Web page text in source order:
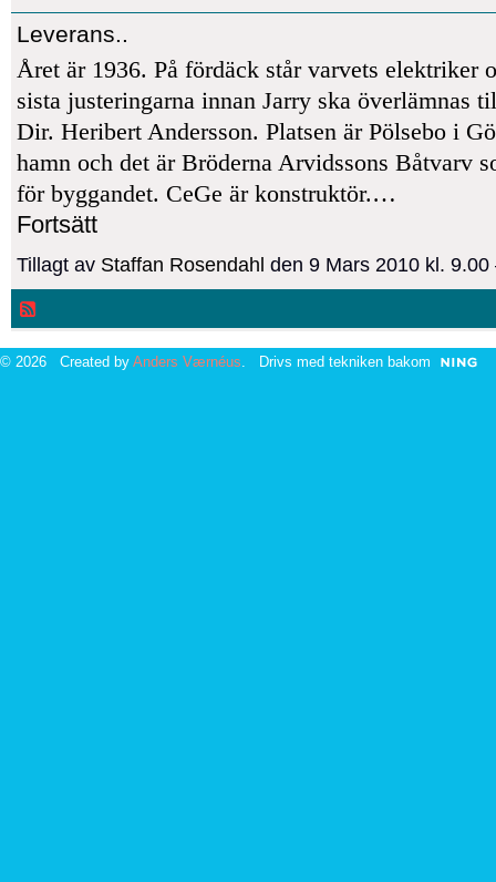
Leverans..
Året är 1936. På fördäck står varvets elektriker
sista justeringarna innan Jarry ska överlämnas
Dir. Heribert Andersson. Platsen är Pölsebo i
hamn och det är Bröderna Arvidssons Båtvarv
för byggandet. CeGe är konstruktör.…
Fortsätt
Tillagt av Staffan Rosendahl den 9 Mars 2010 kl.
© 2026 Created by Anders Værnéus . Drivs med tekniken bakom